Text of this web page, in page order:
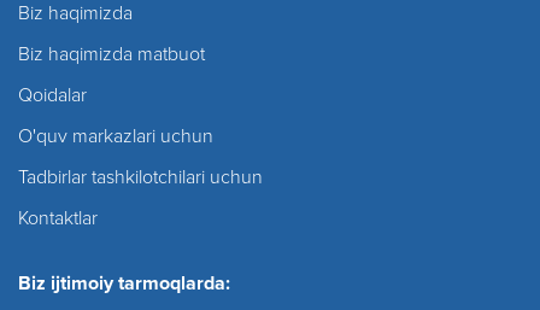
Biz haqimizda
Biz haqimizda matbuot
Qoidalar
O'quv markazlari uchun
Tadbirlar tashkilotchilari uchun
Kontaktlar
Biz ijtimoiy tarmoqlarda: